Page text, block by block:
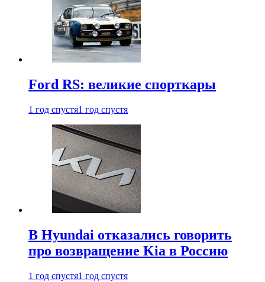
Ford RS: великие спорткары
1 год спустя1 год спустя
В Hyundai отказались говорить
про возвращение Kia в Россию
1 год спустя1 год спустя